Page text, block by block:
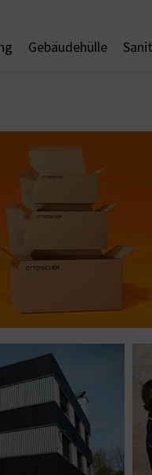
Gebäudehülle